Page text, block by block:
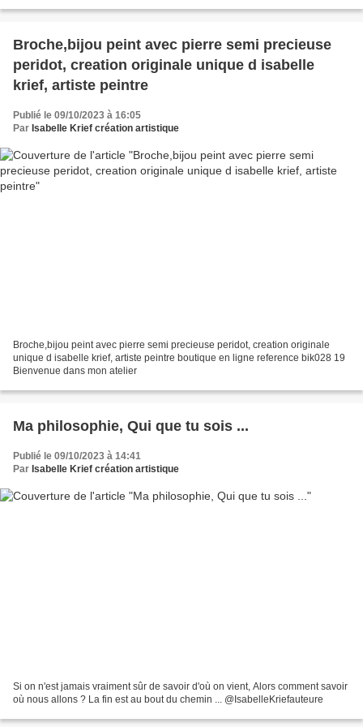
Broche,bijou peint avec pierre semi precieuse
peridot, creation originale unique d isabelle
krief, artiste peintre
Publié le 09/10/2023 à 16:05
Par Isabelle Krief création artistique
Broche,bijou peint avec pierre semi precieuse peridot, creation originale
unique d isabelle krief, artiste peintre boutique en ligne reference bik028 19
Bienvenue dans mon atelier
Ma philosophie, Qui que tu sois ...
Publié le 09/10/2023 à 14:41
Par Isabelle Krief création artistique
Si on n'est jamais vraiment sûr de savoir d'où on vient, Alors comment savoir
où nous allons ? La fin est au bout du chemin ... @IsabelleKriefauteure